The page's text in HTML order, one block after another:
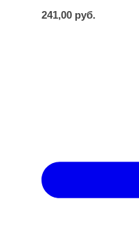
241,00 руб.